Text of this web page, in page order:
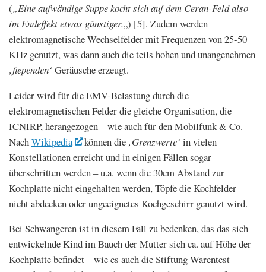
(„Eine aufwändige Suppe kocht sich auf dem Ceran-Feld also
im Endeffekt etwas günstiger.„) [5]. Zudem werden
elektromagnetische Wechselfelder mit Frequenzen von 25-50
KHz genutzt, was dann auch die teils hohen und unangenehmen
‚fiependen‘ Geräusche erzeugt.
Leider wird für die EMV-Belastung durch die
elektromagnetischen Felder die gleiche Organisation, die
ICNIRP, herangezogen – wie auch für den Mobilfunk & Co.
NachWikipedia können die ‚Grenzwerte‘ in vielen
Konstellationen erreicht und in einigen Fällen sogar
überschritten werden – u.a. wenn die 30cm Abstand zur
Kochplatte nicht eingehalten werden, Töpfe die Kochfelder
nicht abdecken oder ungeeignetes Kochgeschirr genutzt wird.
Bei Schwangeren ist in diesem Fall zu bedenken, das das sich
entwickelnde Kind im Bauch der Mutter sich ca. auf Höhe der
Kochplatte befindet – wie es auch die Stiftung Warentest